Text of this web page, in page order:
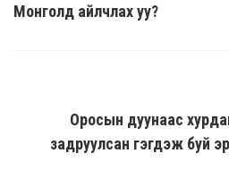
Монголд айлчлах уу?
Оросын дуунаас
задруулсан гэгдэж буй